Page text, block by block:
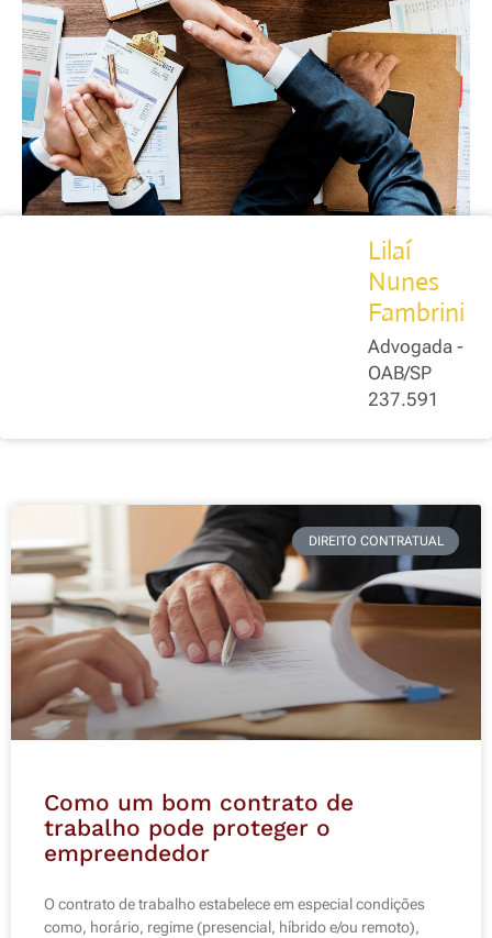
Lilaí
Nunes
Fambrini
Advogada -
OAB/SP
237.591
DIREITO CONTRATUAL
Como um bom contrato de
trabalho pode proteger o
empreendedor
O contrato de trabalho estabelece em especial condições
como, horário, regime (presencial, híbrido e/ou remoto),